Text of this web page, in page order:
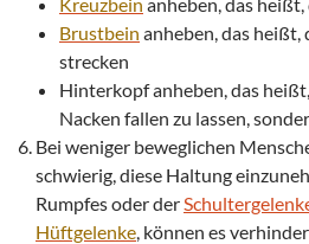
Brustbein anheben, das heißt,
strecken
Hinterkopf anheben, das
Nacken fallen zu lassen,
Bei weniger beweglichen
schwierig, diese Haltung
Rumpfes oder der
Hüftgelenke , können es